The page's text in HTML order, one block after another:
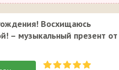
Восхищаюсь
– музыкальный презент от